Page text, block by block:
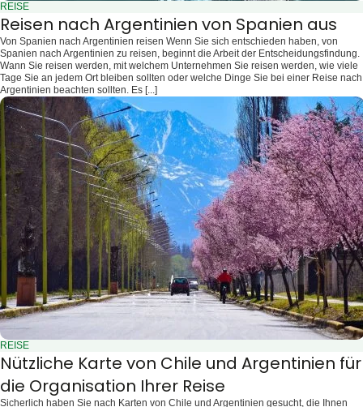
REISE
Reisen nach Argentinien von Spanien aus
Von Spanien nach Argentinien reisen Wenn Sie sich entschieden haben, von
Spanien nach Argentinien zu reisen, beginnt die Arbeit der Entscheidungsfindung.
Wann Sie reisen werden, mit welchem Unternehmen Sie reisen werden, wie viele
Tage Sie an jedem Ort bleiben sollten oder welche Dinge Sie bei einer Reise nach
Argentinien beachten sollten. Es [...]
REISE
Nützliche Karte von Chile und Argentinien für
die Organisation Ihrer Reise
Sicherlich haben Sie nach Karten von Chile und Argentinien gesucht, die Ihnen